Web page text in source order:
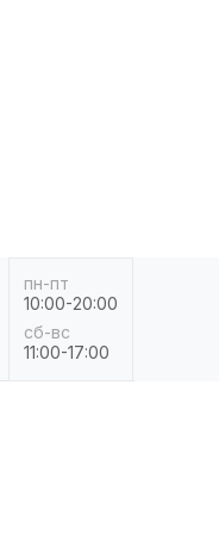
пн-пт
сб-вс
10:00-20:00
11:00-17:00